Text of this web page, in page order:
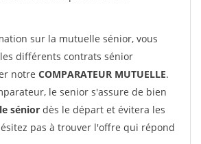
sur la mutuelle sénior, vous
différents contrats sénior
notre COMPARATEUR MUTUELLE.
le senior s'assure de bien
sénior dès le départ et évitera les
pas à trouver l'offre qui répond